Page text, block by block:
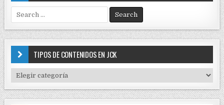
e
a
r
f
r
:
TIPOS DE CONTENIDOS EN JCK
I
P